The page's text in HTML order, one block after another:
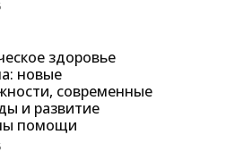
здоровье
новые
современные
и развитие
помощи